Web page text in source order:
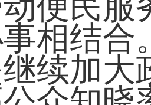
相结合
续加大